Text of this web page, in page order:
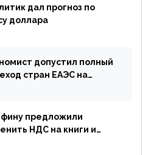
дал прогноз по
доллара
допустил полный
стран ЕАЭС на
предложили
НДС на книги и